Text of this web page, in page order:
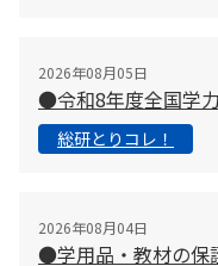
2026年08月05日
●令和8年度全国学
総研とりコレ！
2026年08月04日
●学用品・教材の保